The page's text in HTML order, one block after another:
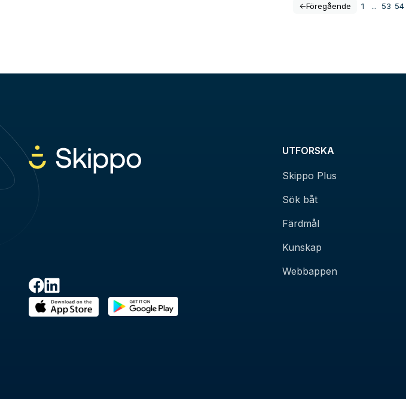
<-Föregående 1 ... 53 54
UTFORSKA
Skippo Plus
Sök båt
Färdmål
Kunskap
Webbappen